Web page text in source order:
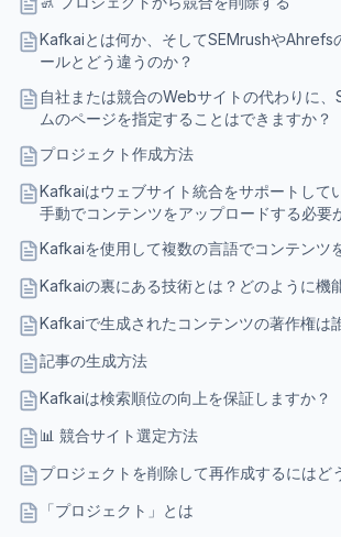
Kafkaiとは何か、そしてSEMrushやAhrefs
ールとどう違うのか？
自社または競合のWebサイトの代わりに、
ムのページを指定することはできますか？
プロジェクト作成方法
Kafkaiはウェブサイト統合をサポートして
手動でコンテンツをアップロードする必要
Kafkaiを使用して複数の言語でコンテンツ
Kafkaiの裏にある技術とは？どのように機
Kafkaiで生成されたコンテンツの著作権は
記事の生成方法
Kafkaiは検索順位の向上を保証しますか？
📊 競合サイト選定方法
プロジェクトを削除して再作成するにはど
「プロジェクト」とは